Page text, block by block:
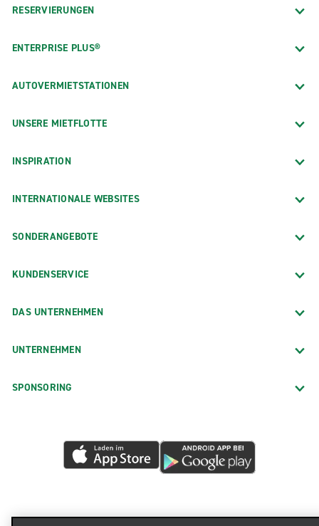
RESERVIERUNGEN
ENTERPRISE PLUS®
AUTOVERMIETSTATIONEN
UNSERE MIETFLOTTE
INSPIRATION
INTERNATIONALE WEBSITES
SONDERANGEBOTE
KUNDENSERVICE
DAS UNTERNEHMEN
UNTERNEHMEN
SPONSORING